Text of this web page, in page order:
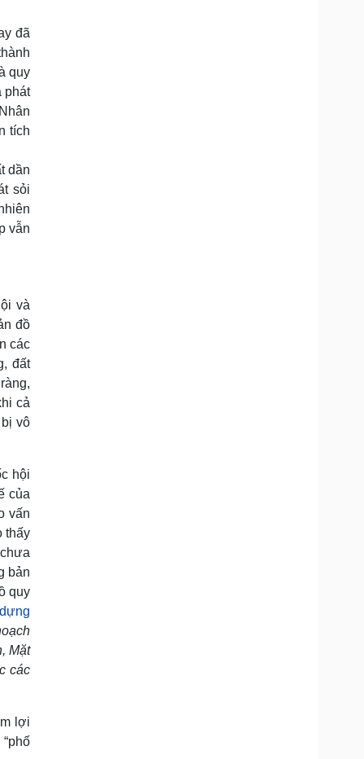
đã
quy
phát
tích
dần
sỏi
vẫn
và
đồ
các
đất
cả
vô
hội
của
vấn
thấy
bản
quy
Mặt
các
lợi